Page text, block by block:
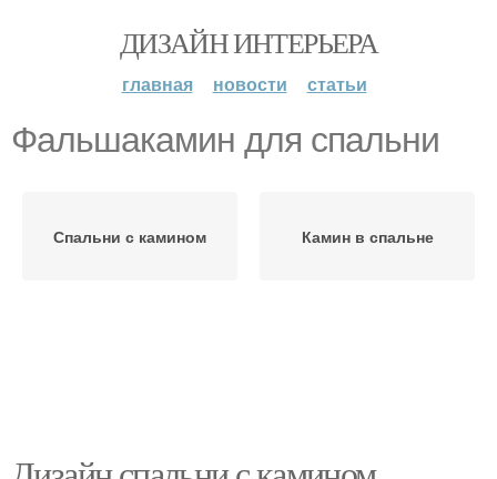
ДИЗАЙН ИНТЕРЬЕРА
главная новости статьи
Фальшакамин для спальни
Спальни с камином Камин в спальне